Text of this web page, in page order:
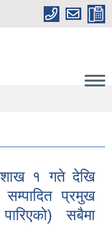
१ गते देखि
प्रमुख
सबैमा